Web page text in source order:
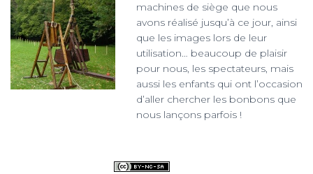
machines de siège que nous
avons réalisé jusqu’à ce jour, ainsi
que les images lors de leur
utilisation… beaucoup de plaisir
pour nous, les spectateurs, mais
aussi les enfants qui ont l’occasion
d’aller chercher les bonbons que
nous lançons parfois !